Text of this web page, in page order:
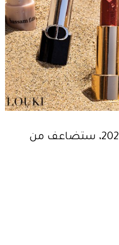
اجدد روج في صيف 2024، ستضاعف من